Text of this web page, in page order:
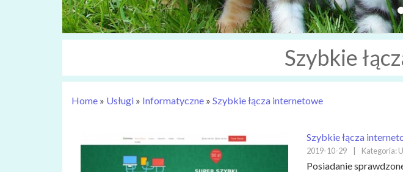
Szybkie
Home » Usługi » Informatyczne » Szybkie łącza internetowe
Szybkie łącza
2019-10-29 | Kategoria:
Posiadanie